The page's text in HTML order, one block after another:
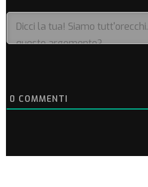
0 COMMENTI